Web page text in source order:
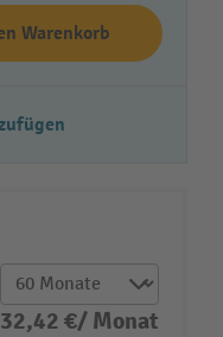
Warenkorb
Popover
32,42 €/ Monat